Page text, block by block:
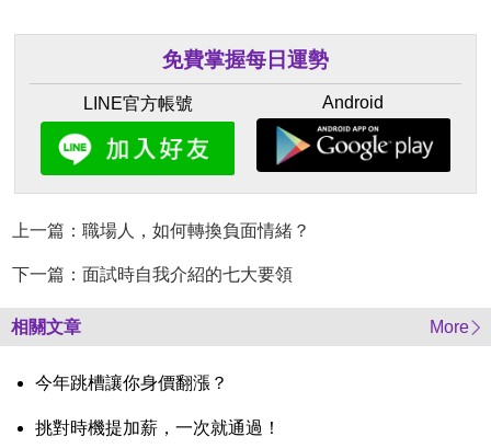
免費掌握每日運勢
LINE官方帳號 Android
上一篇：職場人，如何轉換負面情緒？
下一篇：面試時自我介紹的七大要領
相關文章 More
今年跳槽讓你身價翻漲？
挑對時機提加薪，一次就通過！